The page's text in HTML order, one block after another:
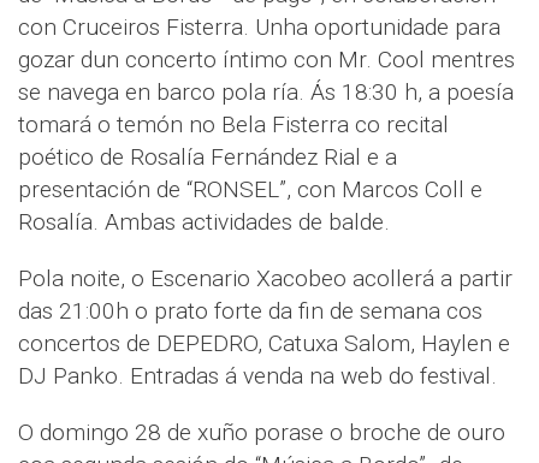
con Cruceiros Fisterra. Unha oportunidade para
gozar dun concerto íntimo con Mr. Cool mentres
se navega en barco pola ría. Ás 18:30 h, a poesía
tomará o temón no Bela Fisterra co recital
poético de Rosalía Fernández Rial e a
presentación de “RONSEL”, con Marcos Coll e
Rosalía. Ambas actividades de balde.
Pola noite, o Escenario Xacobeo acollerá a partir
das 21:00h o prato forte da fin de semana cos
concertos de DEPEDRO, Catuxa Salom, Haylen e
DJ Panko. Entradas á venda na web do festival.
O domingo 28 de xuño porase o broche de ouro